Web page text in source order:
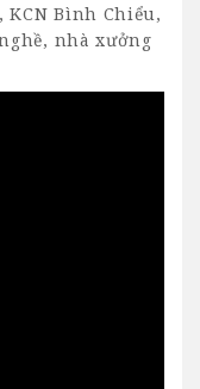
, KCN Bình Chiểu,
nhà xưởng